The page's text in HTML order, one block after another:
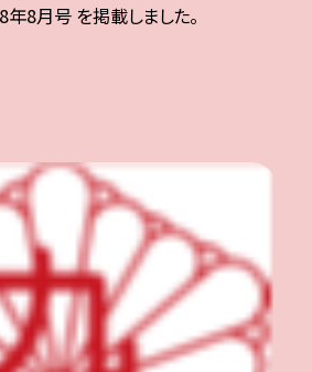
8月号 を掲載しました。